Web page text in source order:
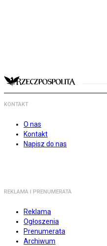
KONTAKT
O nas
Kontakt
Napisz do nas
REKLAMA I PRENUMERATA
Reklama
Ogłoszenia
Prenumerata
Archiwum